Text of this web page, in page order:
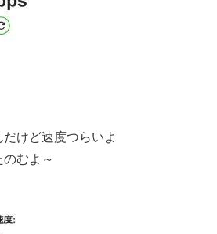
けど速度つらいよ
むよ～